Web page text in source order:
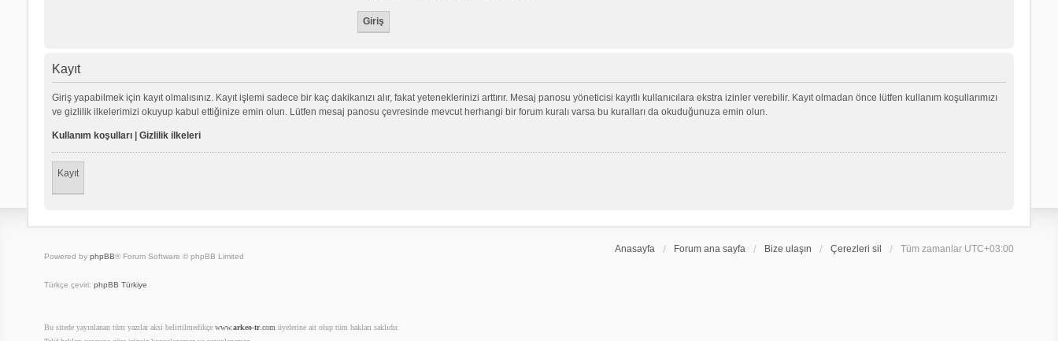
Kayıt
Giriş yapabilmek için kayıt olmalısınız. Kayıt işlemi sadece bir kaç dakikanızı alır, fakat yeteneklerinizi arttırır. Mesaj panosu yöneticisi kayıtlı kullanıcılara ekstra izinler verebilir. Kayıt olmadan önce lütfen kullanım koşullarımızı
ve gizlilik ilkelerimizi okuyup kabul ettiğinize emin olun. Lütfen mesaj panosu çevresinde mevcut herhangi bir forum kuralı varsa bu kuralları da okuduğunuza emin olun.
Kullanım koşulları| Gizlilik ilkeleri
Kayıt
Anasayfa Forum ana sayfa Bize ulaşın Çerezleri sil Tüm zamanlar UTC+03:00
Powered by phpBB® Forum Software © phpBB Limited
Türkçe çeviri: phpBB Türkiye
Bu sitede yayınlanan tüm yazılar aksi belirtilmedikçe www.arkeo-tr.com üyelerine ait olup tüm hakları saklıdır.